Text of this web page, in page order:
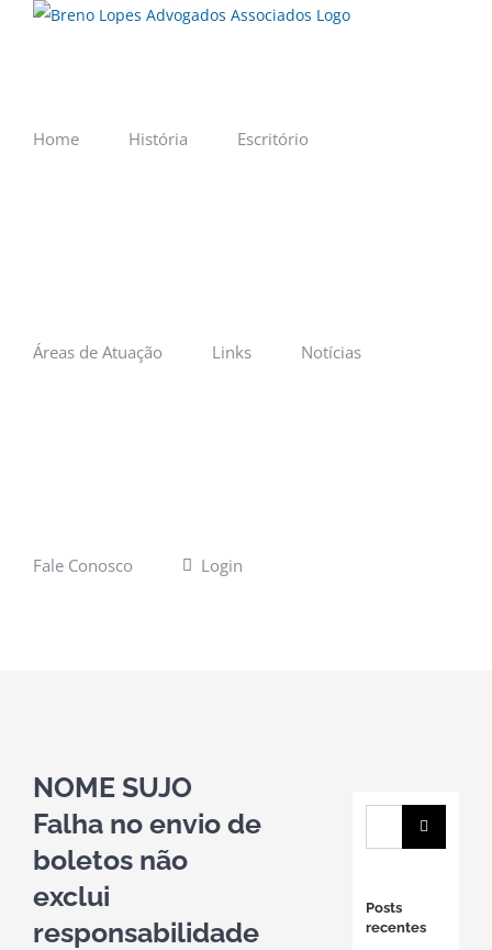
Home História Escritório
Áreas de Atuação Links Notícias
Fale Conosco Login
Larger
Image
NOME SUJO
Falha no envio de
boletos não
exclui
responsabilidade
resultados
Posts
recentes